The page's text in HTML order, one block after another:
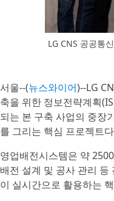
LG CNS 공공통
서울--(뉴스와이어)--LG
축을 위한 정보전략계획
되는 본 구축 사업의 중장
를 그리는 핵심 프로젝트
영업배전시스템은 약
배전 설계 및 공사 관리 등
이 실시간으로 활용하는